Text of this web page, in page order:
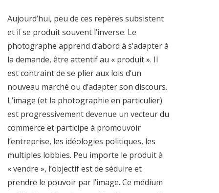
Aujourd’hui, peu de ces repères subsistent
et il se produit souvent l’inverse. Le
photographe apprend d’abord à s’adapter à
la demande, être attentif au « produit ». Il
est contraint de se plier aux lois d’un
nouveau marché ou d’adapter son discours.
L’image (et la photographie en particulier)
est progressivement devenue un vecteur du
commerce et participe à promouvoir
l’entreprise, les idéologies politiques, les
multiples lobbies. Peu importe le produit à
« vendre », l’objectif est de séduire et
prendre le pouvoir par l’image. Ce médium